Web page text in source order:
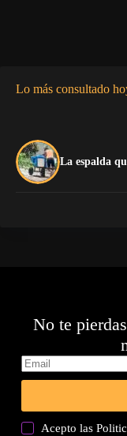
Lo más consultado
La espalda
No te
Acepto las